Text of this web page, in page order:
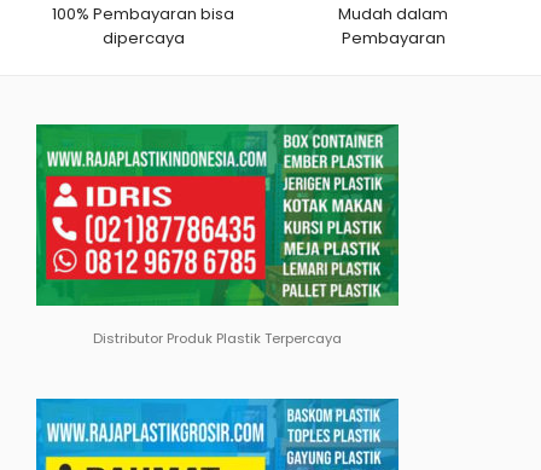
100% Pembayaran bisa
dipercaya
Mudah dalam
Pembayaran
Distributor Produk Plastik Terpercaya